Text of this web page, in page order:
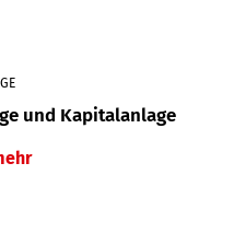
und Kapitalanlage